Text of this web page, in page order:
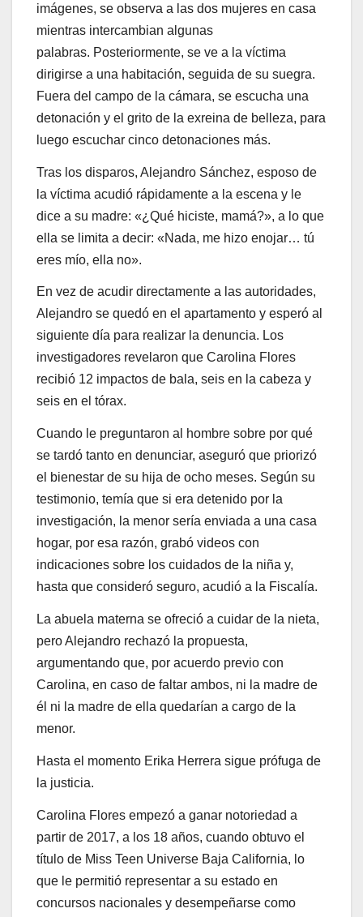
imágenes, se observa a las dos mujeres en casa
mientras intercambian algunas
palabras. Posteriormente, se ve a la víctima
dirigirse a una habitación, seguida de su suegra.
Fuera del campo de la cámara, se escucha una
detonación y el grito de la exreina de belleza, para
luego escuchar cinco detonaciones más.
Tras los disparos, Alejandro Sánchez, esposo de
la víctima acudió rápidamente a la escena y le
dice a su madre: «¿Qué hiciste, mamá?», a lo que
ella se limita a decir: «Nada, me hizo enojar… tú
eres mío, ella no».
En vez de acudir directamente a las autoridades,
Alejandro se quedó en el apartamento y esperó al
siguiente día para realizar la denuncia. Los
investigadores revelaron que Carolina Flores
recibió 12 impactos de bala, seis en la cabeza y
seis en el tórax.
Cuando le preguntaron al hombre sobre por qué
se tardó tanto en denunciar, aseguró que priorizó
el bienestar de su hija de ocho meses. Según su
testimonio, temía que si era detenido por la
investigación, la menor sería enviada a una casa
hogar, por esa razón, grabó videos con
indicaciones sobre los cuidados de la niña y,
hasta que consideró seguro, acudió a la Fiscalía.
La abuela materna se ofreció a cuidar de la nieta,
pero Alejandro rechazó la propuesta,
argumentando que, por acuerdo previo con
Carolina, en caso de faltar ambos, ni la madre de
él ni la madre de ella quedarían a cargo de la
menor.
Hasta el momento Erika Herrera sigue prófuga de
la justicia.
Carolina Flores empezó a ganar notoriedad a
partir de 2017, a los 18 años, cuando obtuvo el
título de Miss Teen Universe Baja California, lo
que le permitió representar a su estado en
concursos nacionales y desempeñarse como